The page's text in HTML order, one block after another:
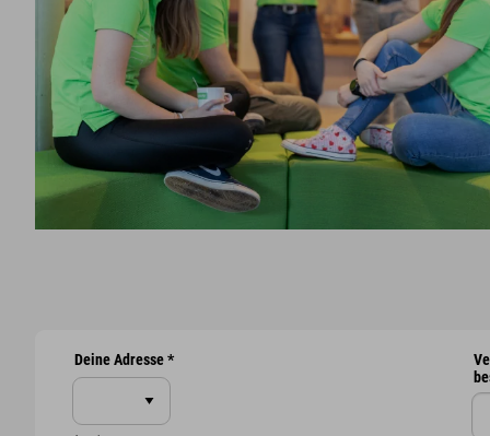
Deine Adresse*